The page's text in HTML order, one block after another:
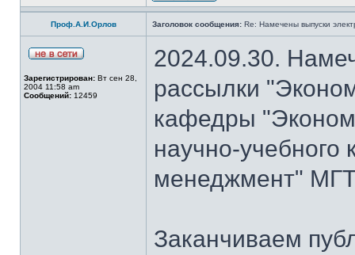
Проф.А.И.Орлов Заголовок сообщения: Re: Намечены выпуски
Зарегистрирован: Вт сен 28,
2004 11:58 am
Сообщений: 12459
2024.09.30.
рассылки
кафедры
научно-
менеджмент"
Заканчиваем